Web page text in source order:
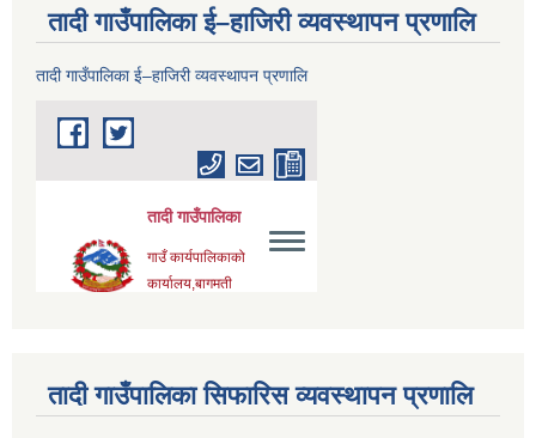
तादी गाउँपालिका ई–हाजिरी व्यवस्थापन प्रणालि
तादी गाउँपालिका ई–हाजिरी व्यवस्थापन प्रणालि
तादी गाउँपालिका सिफारिस व्यवस्थापन प्रणालि